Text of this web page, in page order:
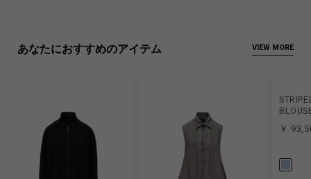
あなたにおすすめのアイテム VIEW MORE
￥